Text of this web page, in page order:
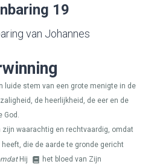
19
van Johannes
luide stem van een grote menigte in de
de heerlijkheid, de eer en de
God.
zijn waarachtig en rechtvaardig, omdat
die de aarde te gronde gericht
Hij
het bloed van Zijn